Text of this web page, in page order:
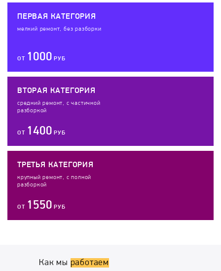
ПЕРВАЯ КАТЕГОРИЯ
мелкий ремонт, без разборки
ОТ 1000 РУБ
ВТОРАЯ КАТЕГОРИЯ
средний ремонт, с частичной
разборкой
ОТ 1400 РУБ
ТРЕТЬЯ КАТЕГОРИЯ
крупный ремонт, с полной
разборкой
ОТ 1550 РУБ
Как мы работаем